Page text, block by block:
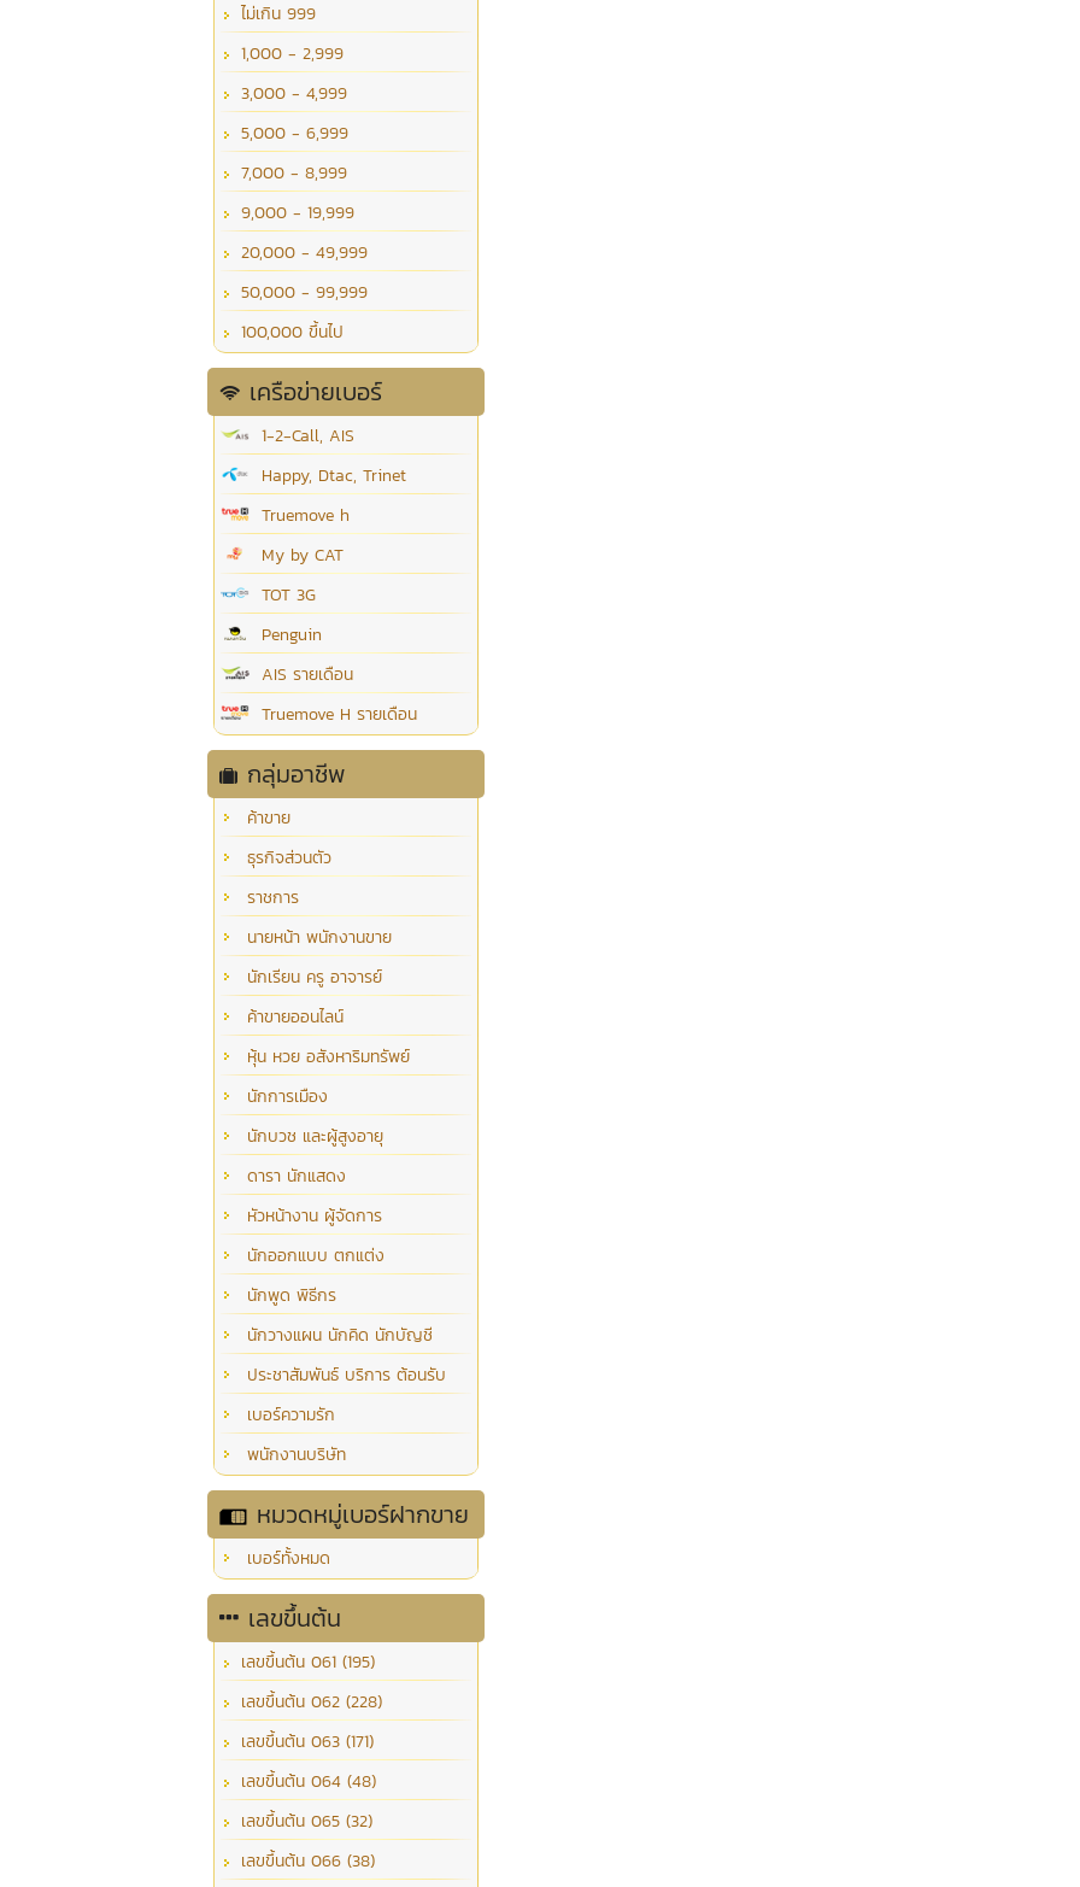
ไม่เกิน 999
1,000 - 2,999
3,000 - 4,999
5,000 - 6,999
7,000 - 8,999
9,000 - 19,999
20,000 - 49,999
50,000 - 99,999
100,000 ขึ้นไป
เครือข่ายเบอร์
1-2-Call, AIS
Happy, Dtac, Trinet
Truemove h
My by CAT
TOT 3G
Penguin
AIS รายเดือน
Truemove H รายเดือน
กลุ่มอาชีพ
ค้าขาย
ธุรกิจส่วนตัว
ราชการ
นายหน้า พนักงานขาย
นักเรียน ครู อาจารย์
ค้าขายออนไลน์
หุ้น หวย อสังหาริมทรัพย์
นักการเมือง
นักบวช และผู้สูงอายุ
ดารา นักแสดง
หัวหน้างาน ผู้จัดการ
นักออกแบบ ตกแต่ง
นักพูด พิธีกร
นักวางแผน นักคิด นักบัญชี
ประชาสัมพันธ์ บริการ ต้อนรับ
เบอร์ความรัก
พนักงานบริษัท
หมวดหมู่เบอร์ฝากขาย
เบอร์ทั้งหมด
เลขขึ้นต้น
เลขขึ้นต้น 061 (195)
เลขขึ้นต้น 062 (228)
เลขขึ้นต้น 063 (171)
เลขขึ้นต้น 064 (48)
เลขขึ้นต้น 065 (32)
เลขขึ้นต้น 066 (38)